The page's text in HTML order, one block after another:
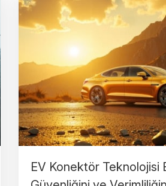
EV Konektör Teknolojisi